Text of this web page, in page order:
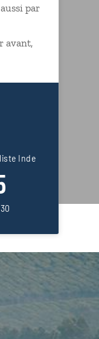
par
avant,
Inde